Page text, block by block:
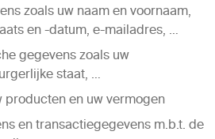
zoals uw naam en voornaam,
en -datum, e-mailadres, …
gegevens zoals uw
staat, …
producten en uw vermogen
en transactiegegevens m.b.t. de